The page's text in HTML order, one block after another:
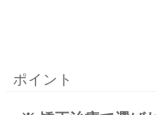
ポイント